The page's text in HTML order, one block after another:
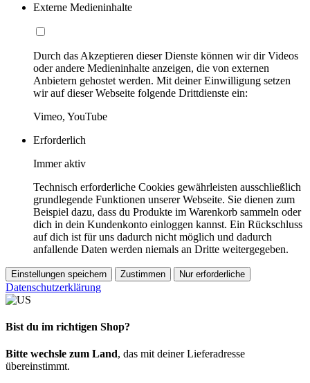
Externe Medieninhalte
Durch das Akzeptieren dieser Dienste können wir dir Videos
oder andere Medieninhalte anzeigen, die von externen
Anbietern gehostet werden. Mit deiner Einwilligung setzen
wir auf dieser Webseite folgende Drittdienste ein:
Vimeo, YouTube
Erforderlich
Immer aktiv
Technisch erforderliche Cookies gewährleisten ausschließlich
grundlegende Funktionen unserer Webseite. Sie dienen zum
Beispiel dazu, dass du Produkte im Warenkorb sammeln oder
dich in dein Kundenkonto einloggen kannst. Ein Rückschluss
auf dich ist für uns dadurch nicht möglich und dadurch
anfallende Daten werden niemals an Dritte weitergegeben.
Einstellungen speichern Zustimmen Nur erforderliche
Datenschutzerklärung
Bist du im richtigen Shop?
Bitte wechsle zum Land, das mit deiner Lieferadresse
übereinstimmt.